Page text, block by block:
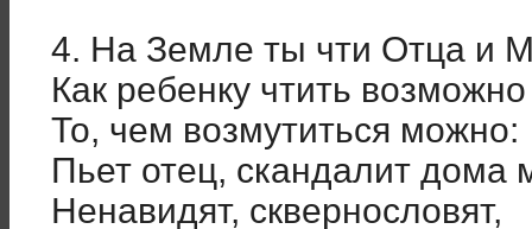
4. На Земле ты чти Отца и
Как ребенку чтить возможно
То, чем возмутиться можно:
Пьет отец, скандалит дома
Ненавидят, сквернословят,